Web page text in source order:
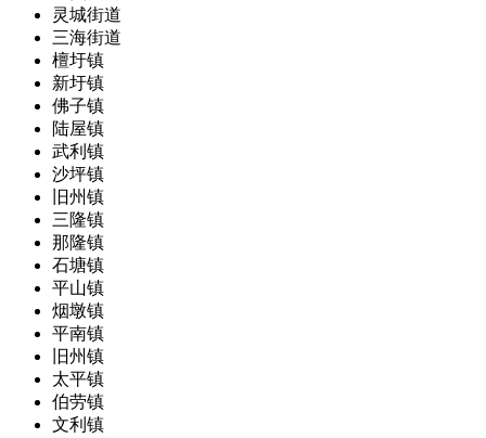
灵城街道
三海街道
檀圩镇
新圩镇
佛子镇
陆屋镇
武利镇
沙坪镇
旧州镇
三隆镇
那隆镇
石塘镇
平山镇
烟墩镇
平南镇
旧州镇
太平镇
伯劳镇
文利镇